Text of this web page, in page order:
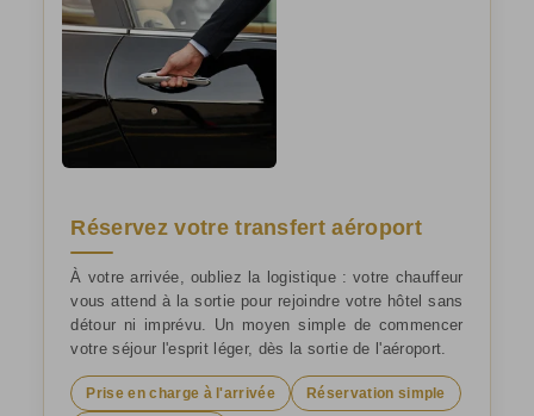
Réservez votre transfert aéroport
À votre arrivée, oubliez la logistique : votre chauffeur
vous attend à la sortie pour rejoindre votre hôtel sans
détour ni imprévu. Un moyen simple de commencer
votre séjour l'esprit léger, dès la sortie de l'aéroport.
Prise en charge à l'arrivée Réservation simple